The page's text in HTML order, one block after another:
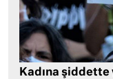
Kadına şiddette